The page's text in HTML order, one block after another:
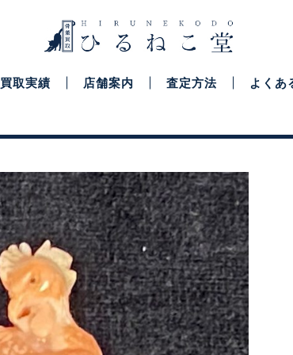
買取実績 店舗案内 査定方法 よくあ